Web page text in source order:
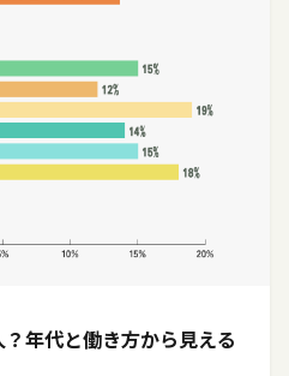
年代と働き方から見える